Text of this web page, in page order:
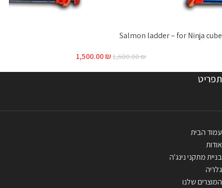
Salmon ladder – for Ninja cube
1,600.00₪
1,500.00₪
תפריט
עמוד הבית
אודות
בניית מתקני נינג'ה
גלריה
המוצרים שלנו